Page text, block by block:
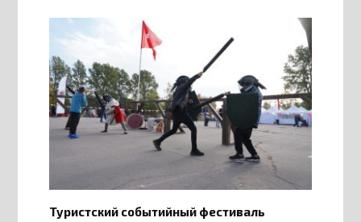
Туристский событийный фестиваль